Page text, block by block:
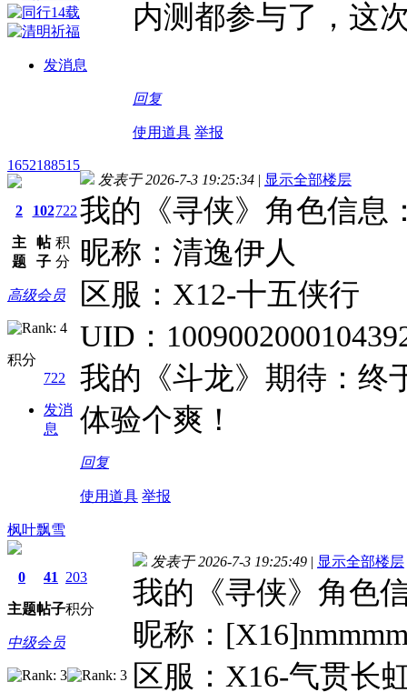
发消息
内测都参与了，这
回复
使用道具 举报
1652188515
2
主
题
102
帖
子
722
积
分
高级会员
积分
722
发消
息
发表于 2026-7-3 19:25:34 | 显示全部楼层
我的《寻侠》角色信息
昵称：清逸伊人
区服：X12-十五侠行
UID：
我的《斗龙》期待：终
体验个爽！
回复
使用道具 举报
枫叶飘雪
0
主题
41
帖子
203
积分
中级会员
发表于 2026-7-3 19:25:49 | 显示全部楼层
我的《寻侠》角色
昵称：
区服：X16-气贯长